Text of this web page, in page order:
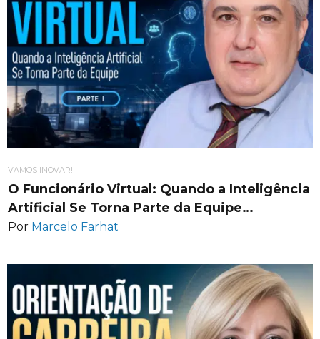
VAMOS INOVAR!
O Funcionário Virtual: Quando a Inteligência
Artificial Se Torna Parte da Equipe…
Por Marcelo Farhat